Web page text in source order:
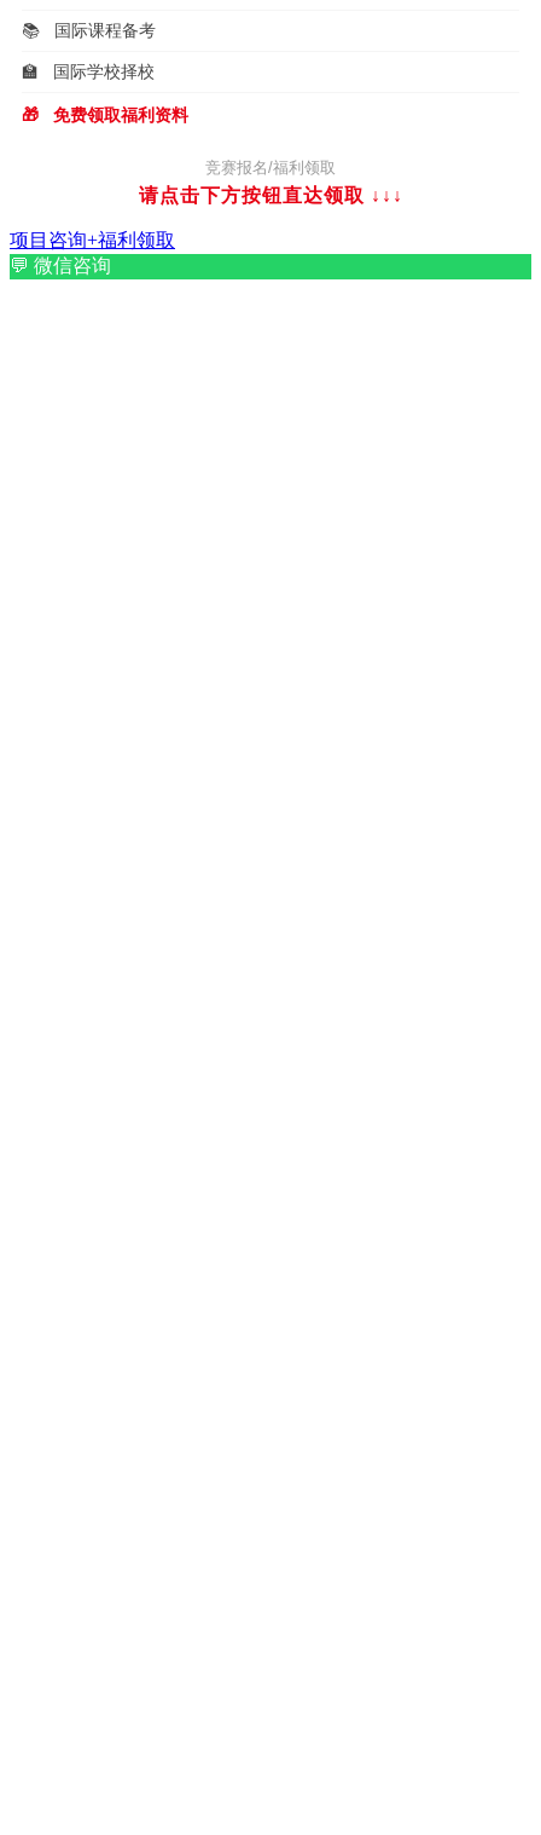
📚 国际课程备考
🏫 国际学校择校
🎁 免费领取福利资料
竞赛报名/福利领取
请点击下方按钮直达领取 ↓↓↓
项目咨询+福利领取
💬 微信咨询